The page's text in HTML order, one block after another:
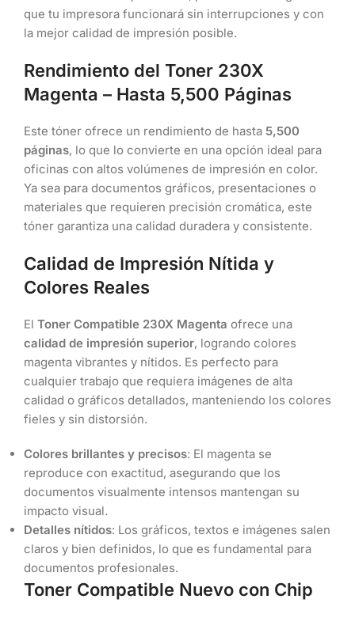
que tu impresora funcionará sin interrupciones y con
la mejor calidad de impresión posible.
Rendimiento del Toner 230X
Magenta – Hasta 5,500 Páginas
Este tóner ofrece un rendimiento de hasta 5,500
páginas, lo que lo convierte en una opción ideal para
oficinas con altos volúmenes de impresión en color.
Ya sea para documentos gráficos, presentaciones o
materiales que requieren precisión cromática, este
tóner garantiza una calidad duradera y consistente.
Calidad de Impresión Nítida y
Colores Reales
El Toner Compatible 230X Magenta ofrece una
calidad de impresión superior, logrando colores
magenta vibrantes y nítidos. Es perfecto para
cualquier trabajo que requiera imágenes de alta
calidad o gráficos detallados, manteniendo los colores
fieles y sin distorsión.
Colores brillantes y precisos: El magenta se
reproduce con exactitud, asegurando que los
documentos visualmente intensos mantengan su
impacto visual.
Detalles nítidos: Los gráficos, textos e imágenes salen
claros y bien definidos, lo que es fundamental para
documentos profesionales.
Toner Compatible Nuevo con Chip